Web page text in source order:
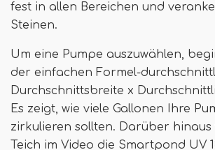
fest in allen Bereichen und
Steinen.
Um eine Pumpe auszuwählen,
der einfachen Formel-
Durchschnittsbreite x
Es zeigt, wie viele Gallonen Ihre
zirkulieren sollten. Darüber
Teich im Video die Smartpond UV